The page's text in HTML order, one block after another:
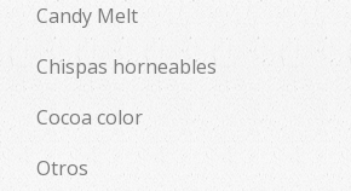
Candy Melt
Chispas horneables
Cocoa color
Otros